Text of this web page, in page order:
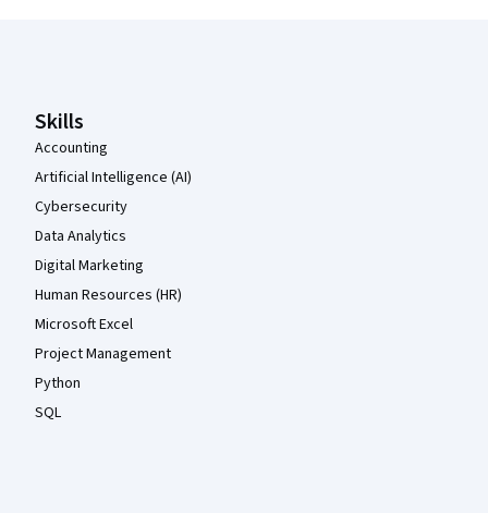
Skills
Accounting
Artificial Intelligence (AI)
Cybersecurity
Data Analytics
Digital Marketing
Human Resources (HR)
Microsoft Excel
Project Management
Python
SQL